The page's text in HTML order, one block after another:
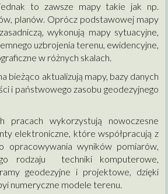
to zawsze mapy takie jak np.
planów. Oprócz podstawowej mapy
wykonują mapy sytuacyjne,
uzbrojenia terenu, ewidencyjne,
w różnych skalach.
bieżąco aktualizują mapy, bazy danych
i państwowego zasobu geodezyjnego
wykorzystują nowoczesne
elektroniczne, które współpracują z
opracowywania wyników pomiarów,
rodzaju techniki komputerowe,
geodezyjne i projektowe, dzięki
numeryczne modele terenu.